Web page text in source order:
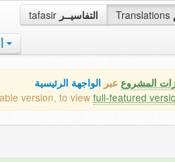
tafasir التفاسيــر Translations
المشروع عبر الواجهة الرئيسية
version, to view full-featured